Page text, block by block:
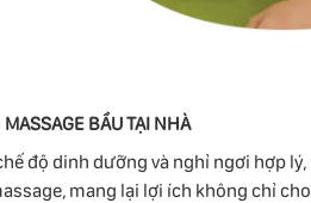
MASSAGE BẦU TẠI NHÀ
độ dinh dưỡng và nghỉ ngơi hợp
mang lại lợi ích không chỉ